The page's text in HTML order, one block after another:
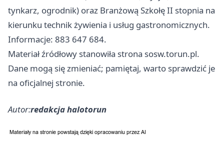
tynkarz, ogrodnik) oraz Branżową Szkołę II stopnia na
kierunku technik żywienia i usług gastronomicznych.
Informacje: 883 647 684.
Materiał źródłowy stanowiła strona sosw.torun.pl.
Dane mogą się zmieniać; pamiętaj, warto sprawdzić je
na oficjalnej stronie.
Autor:redakcja halotorun